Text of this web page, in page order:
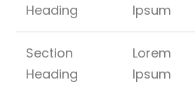
Heading
Ipsum
Section
Heading
Lorem
Ipsum